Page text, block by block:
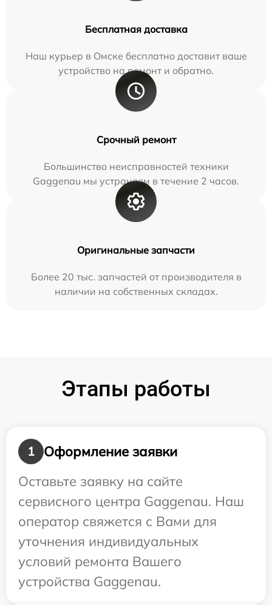
Бесплатная доставка
Наш курьер в Омске бесплатно доставит ваше
устройство на ремонт и обратно.
Срочный ремонт
Большинство неисправностей техники
Gaggenau мы устраняем в течение 2 часов.
Оригинальные запчасти
Более 20 тыс. запчастей от производителя в
наличии на собственных складах.
Этапы работы
1
Оформление заявки
Оставьте заявку на сайте
сервисного центра Gaggenau. Наш
оператор свяжется с Вами для
уточнения индивидуальных
условий ремонта Вашего
устройства Gaggenau.